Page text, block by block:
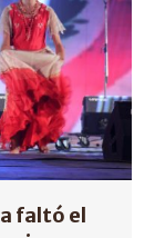
faltó el